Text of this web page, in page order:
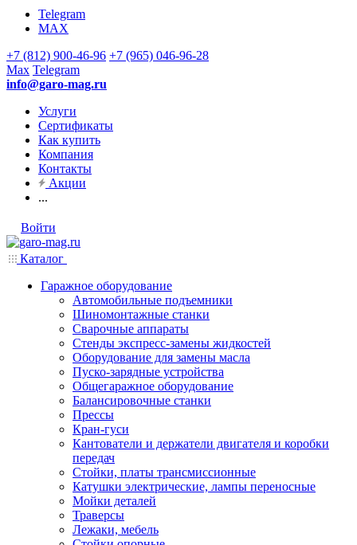
Telegram
MAX
+7 (812) 900-46-96 +7 (965) 046-96-28
Max Telegram
info@garo-mag.ru
Услуги
Сертификаты
Как купить
Компания
Контакты
Акции
...
Войти
Каталог
Гаражное оборудование
Автомобильные подъемники
Шиномонтажные станки
Сварочные аппараты
Стенды экспресс-замены жидкостей
Оборудование для замены масла
Пуско-зарядные устройства
Общегаражное оборудование
Балансировочные станки
Прессы
Кран-гуси
Кантователи и держатели двигателя и коробки
передач
Стойки, платы трансмиссионные
Катушки электрические, лампы переносные
Мойки деталей
Траверсы
Лежаки, мебель